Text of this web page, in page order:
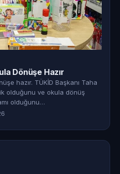
Dönüşe Hazır
hazır. TÜKİD Başkanı Taha
olduğunu ve okula dönüş
olduğunu…